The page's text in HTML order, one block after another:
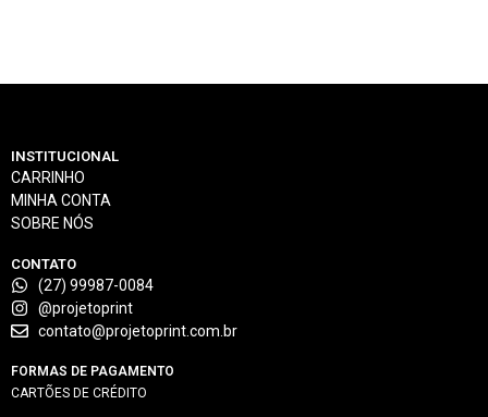
INSTITUCIONAL
CARRINHO
MINHA CONTA
SOBRE NÓS
CONTATO
(27) 99987-0084
@projetoprint
contato@projetoprint.com.br
FORMAS DE PAGAMENTO
CARTÕES DE CRÉDITO